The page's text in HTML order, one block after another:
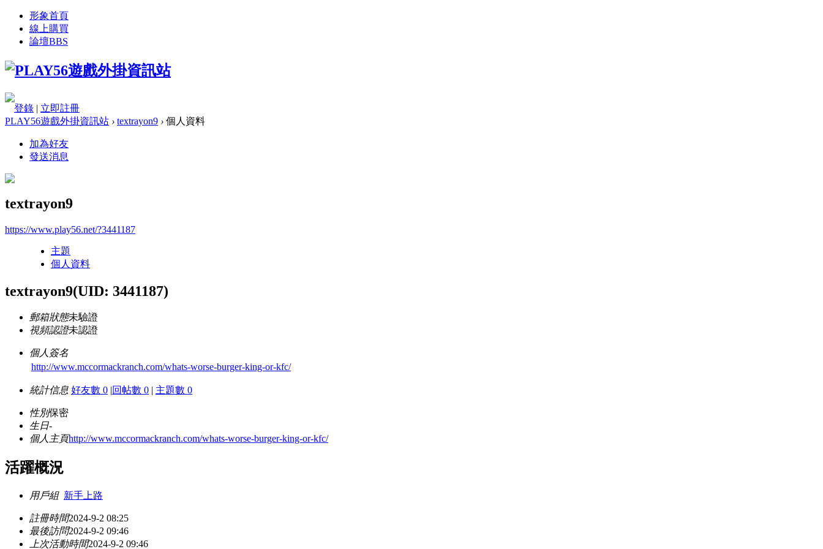
形象首頁
線上購買
論壇BBS
登錄 | 立即註冊
PLAY56遊戲外掛資訊站 › textrayon9 › 個人資料
加為好友
發送消息
textrayon9
https://www.play56.net/?3441187
主題
個人資料
textrayon9(UID: 3441187)
郵箱狀態未驗證
視頻認證未認證
個人簽名
http://www.mccormackranch.com/whats-worse-burger-king-or-kfc/
統計信息 好友數 0 |回帖數 0 | 主題數 0
性別保密
生日-
個人主頁http://www.mccormackranch.com/whats-worse-burger-king-or-kfc/
活躍概況
用戶組 新手上路
註冊時間2024-9-2 08:25
最後訪問2024-9-2 09:46
上次活動時間2024-9-2 09:46